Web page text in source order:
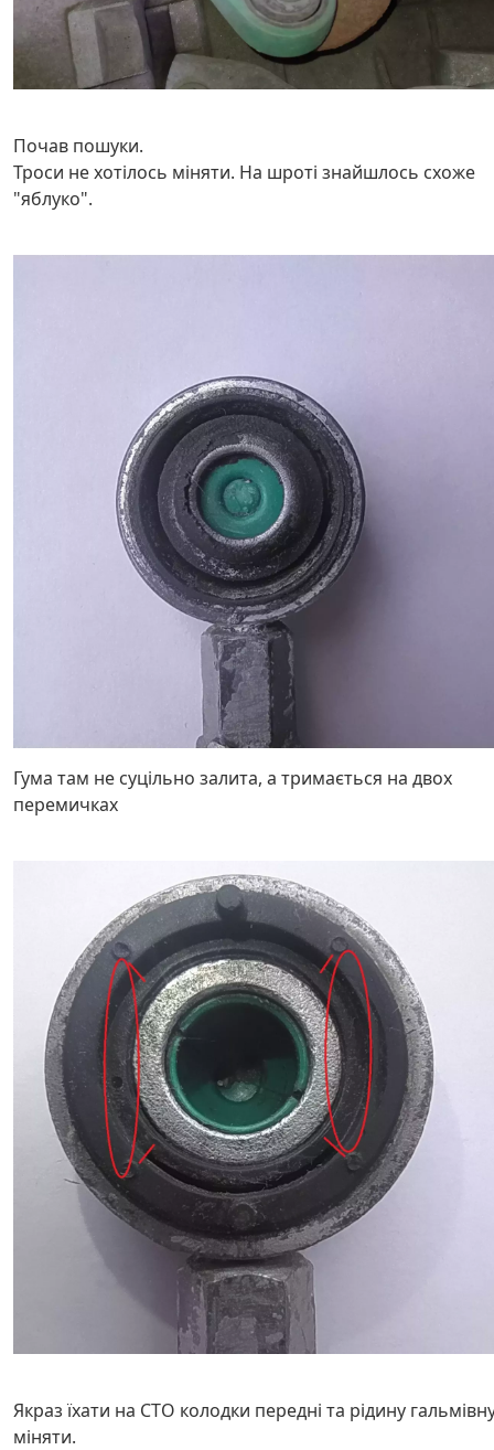
Почав пошуки.
Троси не хотілось міняти. На шроті знайшлось схоже
"яблуко".
Гума там не суцільно залита, а тримається на двох
перемичках
Якраз їхати на СТО колодки передні та рідину
міняти.